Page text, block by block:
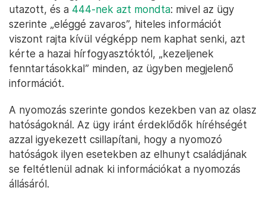
utazott, és a 444-nek azt mondta: mivel az ügy
szerinte „eléggé zavaros”, hiteles információt
viszont rajta kívül végképp nem kaphat senki, azt
kérte a hazai hírfogyasztóktól, „kezeljenek
fenntartásokkal” minden, az ügyben megjelenő
információt.
A nyomozás szerinte gondos kezekben van az olasz
hatóságoknál. Az ügy iránt érdeklődők híréhségét
azzal igyekezett csillapítani, hogy a nyomozó
hatóságok ilyen esetekben az elhunyt családjának
se feltétlenül adnak ki információkat a nyomozás
állásáról.